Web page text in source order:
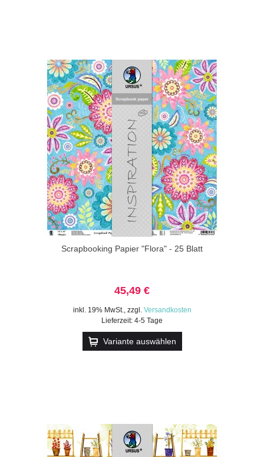
Scrapbooking Papier "Flora" - 25 Blatt
45,49 €
inkl. 19% MwSt., zzgl. Versandkosten
Lieferzeit: 4-5 Tage
Variante auswählen